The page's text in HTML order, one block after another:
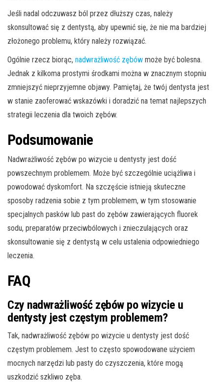
Jeśli nadal odczuwasz ból przez dłuższy czas, należy
skonsultować się z dentystą, aby upewnić się, że nie ma bardziej
złożonego problemu, który należy rozwiązać.
Ogólnie rzecz biorąc, nadwrażliwość zębów może być bolesna.
Jednak z kilkoma prostymi środkami można w znacznym stopniu
zmniejszyć nieprzyjemne objawy. Pamiętaj, że twój dentysta jest
w stanie zaoferować wskazówki i doradzić na temat najlepszych
strategii leczenia dla twoich zębów.
Podsumowanie
Nadwrażliwość zębów po wizycie u dentysty jest dość
powszechnym problemem. Może być szczególnie uciążliwa i
powodować dyskomfort. Na szczęście istnieją skuteczne
sposoby radzenia sobie z tym problemem, w tym stosowanie
specjalnych pasków lub past do zębów zawierających fluorek
sodu, preparatów przeciwbólowych i znieczulających oraz
skonsultowanie się z dentystą w celu ustalenia odpowiedniego
leczenia.
FAQ
Czy nadwrażliwość zębów po wizycie u
dentysty jest częstym problemem?
Tak, nadwrażliwość zębów po wizycie u dentysty jest dość
częstym problemem. Jest to często spowodowane użyciem
mocnych narzędzi lub pasty do czyszczenia, które mogą
uszkodzić szkliwo zęba.